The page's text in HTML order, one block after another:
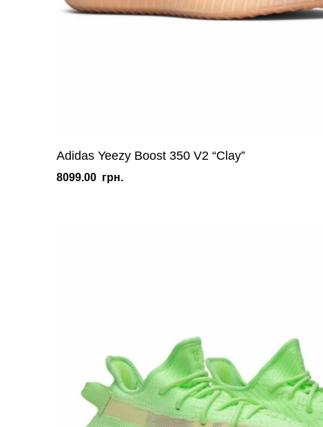
Adidas Yeezy Boost 350 V2 “Clay”
8099.00 грн.